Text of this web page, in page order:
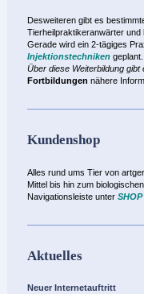
Desweiteren gibt es
Tierheilpraktikeranwärter und
Gerade wird ein 2-tägiges
Injektionstechnikengeplant.
Über diese Weiterbildung gibt
Fortbildungen nähere
Kundenshop
Alles rund ums Tier von
Mittel bis hin zum
Navigationsleiste unter SHOP
Aktuelles
Neuer Internetauftritt